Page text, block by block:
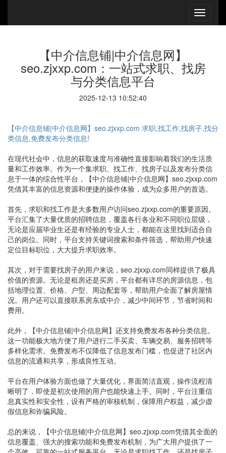
【中介信息铺|中介信息网】
seo.zjxxp.com：一站式求职、找房
与分类信息平台
2025-12-13 10:52:40
【中介信息铺|中介信息网】seo.zjxxp.com 求职,找工作,找房子,找分
类信息,免费发布分类信息!
在现代社会中，信息的获取速度与准确性直接影响着我们的生活质
量和工作效率。作为一个集求职、找工作、找房子以及发布分类信
息于一体的综合性平台，【中介信息铺|中介信息网】seo.zjxxp.com
凭借其丰富的信息资源和便捷的操作体验，成为众多用户的首选。
首先，求职和找工作是大多数用户访问seo.zjxxp.com的重要原因。
平台汇集了大量优质的招聘信息，覆盖各行各业和不同职位层级，
无论是应届毕业生还是有经验的专业人士，都能在这里找到适合自
己的岗位。同时，平台支持关键词搜索和条件筛选，帮助用户快速
定位目标职位，大大提升求职效率。
其次，对于需要找房子的用户来说，seo.zjxxp.com同样提供了极具
价值的资源。无论是租房还是买房，平台都有详尽的房源信息，包
括地理位置、价格、户型、周边配套等，帮助用户全面了解房屋情
况。用户还可以直接联系房东或中介，减少中间环节，节省时间和
费用。
此外，【中介信息铺|中介信息网】还支持免费发布各种分类信息。
这一功能极大地方便了用户进行二手买卖、车辆交易、服务招聘等
多样化需求。免费发布不仅降低了信息发布门槛，也促进了社区内
信息的流通和共享，形成良性互动。
平台在用户体验方面也做了大量优化，界面简洁直观，操作流程清
晰明了，即使是初次使用的用户也能快速上手。同时，平台注重信
息真实性和安全性，设有严格的审核机制，保障用户权益，减少虚
假信息和诈骗风险。
总的来说，【中介信息铺|中介信息网】seo.zjxxp.com凭借其全面的
信息覆盖、强大的搜索功能和免费发布机制，为广大用户提供了一